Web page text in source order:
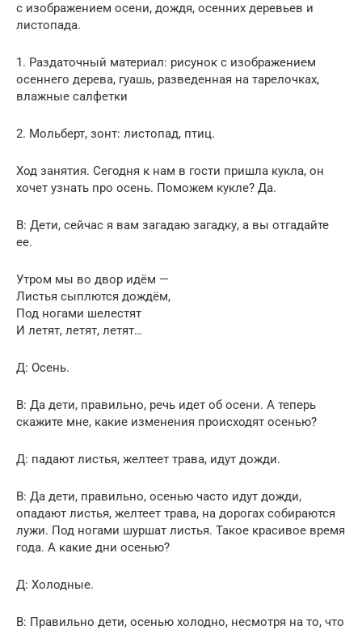
с изображением осени, дождя, осенних деревьев и
листопада.
1. Раздаточный материал: рисунок с изображением
осеннего дерева, гуашь, разведенная на тарелочках,
влажные салфетки
2. Мольберт, зонт: листопад, птиц.
Ход занятия. Сегодня к нам в гости пришла кукла, он
хочет узнать про осень. Поможем кукле? Да.
В: Дети, сейчас я вам загадаю загадку, а вы отгадайте
ее.
Утром мы во двор идём —
Листья сыплются дождём,
Под ногами шелестят
И летят, летят, летят…
Д: Осень.
В: Да дети, правильно, речь идет об осени. А теперь
скажите мне, какие изменения происходят осенью?
Д: падают листья, желтеет трава, идут дожди.
В: Да дети, правильно, осенью часто идут дожди,
опадают листья, желтеет трава, на дорогах собираются
лужи. Под ногами шуршат листья. Такое красивое время
года. А какие дни осенью?
Д: Холодные.
В: Правильно дети, осенью холодно, несмотря на то, что